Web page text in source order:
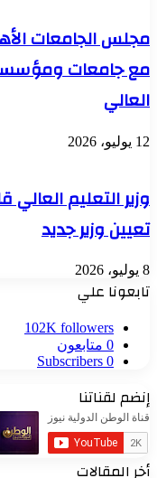
مجلس الجامعات
مع جامعات
العالي
12 يوليو، 2026
وزير التعليم العالي
تعيين وزير جديد
8 يوليو، 2026
تابعونا علي
102K followers
0 متابعون
0
Subscribers
إنضم لقناتنا
أخر المقالات